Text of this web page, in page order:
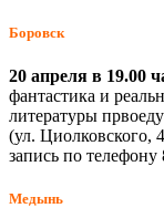
Боровск
20 апреля в 19.00
фантастика и
литературы
(ул. Циолковского,
запись по
Медынь